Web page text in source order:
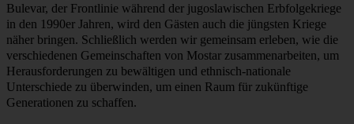
Bulevar, der Frontlinie während der jugoslawischen Erbfolgekriege
in den 1990er Jahren, wird den Gästen auch die jüngsten Kriege
näher bringen. Schließlich werden wir gemeinsam erleben, wie die
verschiedenen Gemeinschaften von Mostar zusammenarbeiten, um
Herausforderungen zu bewältigen und ethnisch-nationale
Unterschiede zu überwinden, um einen Raum für zukünftige
Generationen zu schaffen.